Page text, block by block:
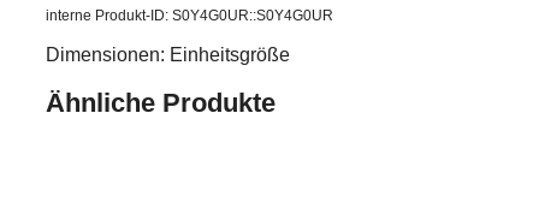
interne Produkt-ID: S0Y4G0UR::S0Y4G0UR
Dimensionen: Einheitsgröße
Ähnliche Produkte